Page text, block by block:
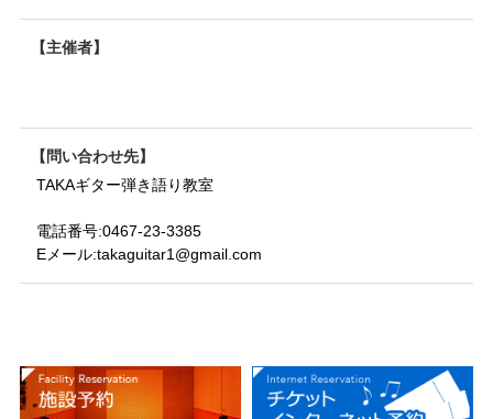
主催者
問い合わせ先
TAKAギター弾き語り教室
電話番号:0467-23-3385
Eメール:takaguitar1@gmail.com